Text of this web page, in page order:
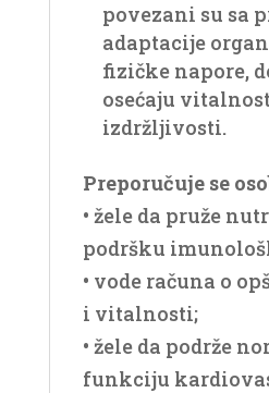
povezani su sa
adaptacije
fizičke napore,
osećaju
izdržljivosti.
Preporučuje se
• žele da pruže
podršku
• vode računa o
i vitalnosti;
• žele da podrže
funkciju